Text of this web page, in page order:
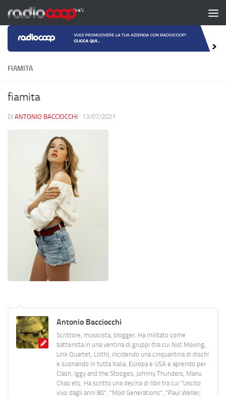
Salta al contenuto
FIAMITA
fiamita
DI ANTONIO BACCIOCCHI · 13/07/2021
Antonio Bacciocchi
Scrittore, musicista, blogger. Ha militato come
batterista in una ventina di gruppi (tra cui Not Moving,
Link Quartet, Lilith), incidendo una cinquantina di dischi
e suonando in tutta Italia, Europa e USA e aprendo per
Clash, Iggy and the Stooges, Johnny Thunders, Manu
Chao etc. Ha scritto una decina di libri tra cui "Uscito
vivo dagli anni 80", "Mod Generations", "Paul Weller,